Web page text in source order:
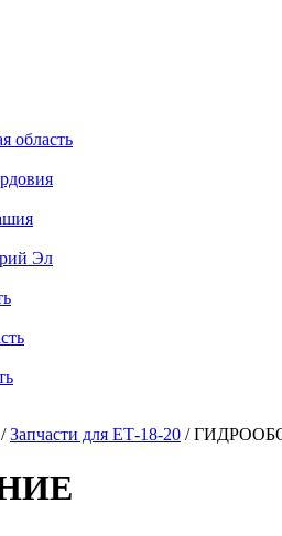
область
Эл
/Запчасти для ЕТ-18-20 /